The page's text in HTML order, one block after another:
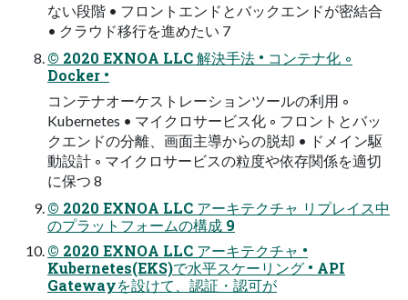
ない段階 • フロントエンドとバックエンドが密結合
• クラウド移行を進めたい 7
© 2020 EXNOA LLC 解決手法 • コンテナ化 ◦
Docker •
コンテナオーケストレーションツールの利用 ◦
Kubernetes • マイクロサービス化 ◦ フロントとバッ
クエンドの分離、画面主導からの脱却 • ドメイン駆
動設計 ◦ マイクロサービスの粒度や依存関係を適切
に保つ 8
© 2020 EXNOA LLC アーキテクチャ リプレイス中
のプラットフォームの構成 9
© 2020 EXNOA LLC アーキテクチャ •
Kubernetes(EKS)で水平スケーリング • API
Gatewayを設けて、認証・認可が